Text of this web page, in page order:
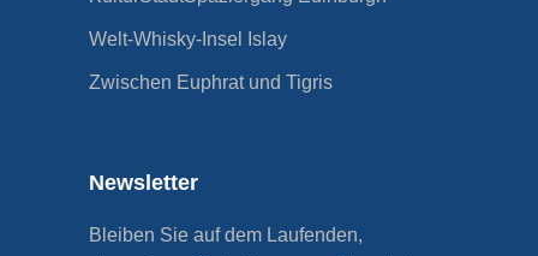
Welt-Whisky-Insel Islay
Zwischen Euphrat und Tigris
Newsletter
Bleiben Sie auf dem Laufenden,